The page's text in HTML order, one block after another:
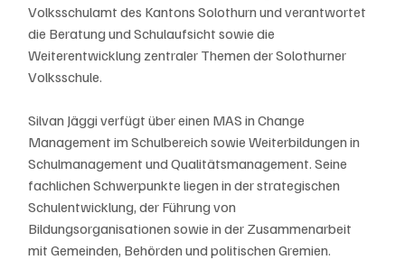
Volksschulamt des Kantons Solothurn und verantwortet
die Beratung und Schulaufsicht sowie die
Weiterentwicklung zentraler Themen der Solothurner
Volksschule.
Silvan Jäggi verfügt über einen MAS in Change
Management im Schulbereich sowie Weiterbildungen in
Schulmanagement und Qualitätsmanagement. Seine
fachlichen Schwerpunkte liegen in der strategischen
Schulentwicklung, der Führung von
Bildungsorganisationen sowie in der Zusammenarbeit
mit Gemeinden, Behörden und politischen Gremien.